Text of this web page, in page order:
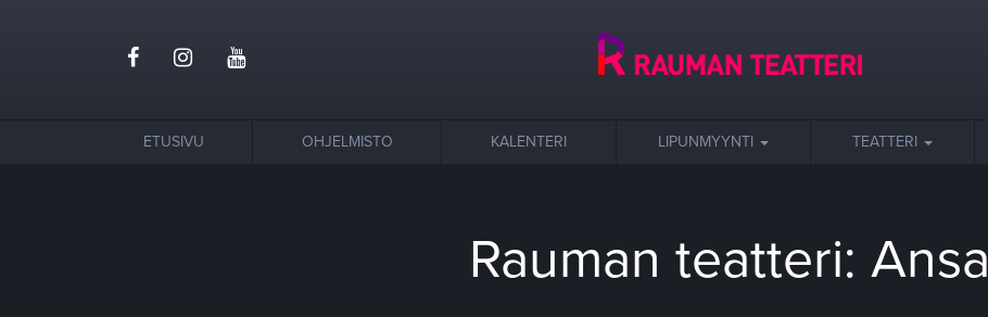
ETUSIVU OHJELMISTO KALENTERI LIPUNMYYNTI TEATTERI
Rauman teatteri: Ansa